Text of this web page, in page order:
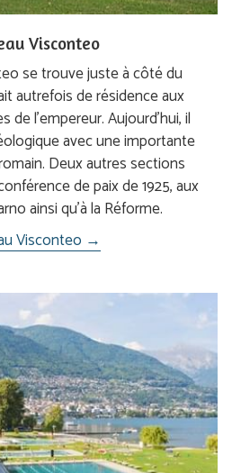
Visconteo
se trouve juste à côté du
autrefois de résidence aux
de l’empereur. Aujourd’hui, il
avec une importante
Deux autres sections
de paix de 1925, aux
ainsi qu’à la Réforme.
Visconteo →